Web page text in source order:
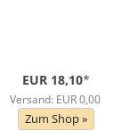
EUR 18,10*
Versand: EUR 0,00
Zum Shop »